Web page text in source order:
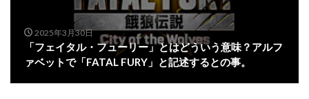
2025年3月30日
「フェイタル・フューリー」とはどういう意味？アルフ
ァベットで「FATAL FURY」と記述するとの事。